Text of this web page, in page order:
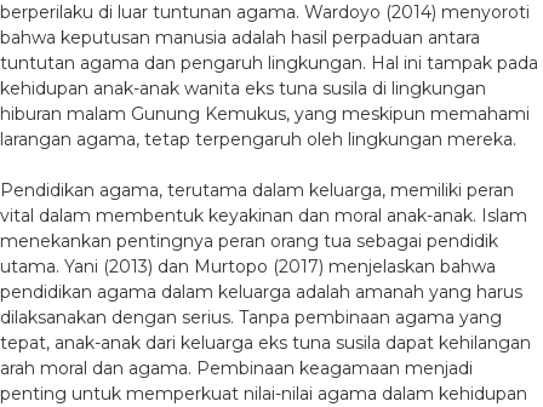
berperilaku di luar tuntunan agama. Wardoyo (2014) menyoroti
bahwa keputusan manusia adalah hasil perpaduan antara
tuntutan agama dan pengaruh lingkungan. Hal ini tampak pada
kehidupan anak-anak wanita eks tuna susila di lingkungan
hiburan malam Gunung Kemukus, yang meskipun memahami
larangan agama, tetap terpengaruh oleh lingkungan mereka.
Pendidikan agama, terutama dalam keluarga, memiliki peran
vital dalam membentuk keyakinan dan moral anak-anak. Islam
menekankan pentingnya peran orang tua sebagai pendidik
utama. Yani (2013) dan Murtopo (2017) menjelaskan bahwa
pendidikan agama dalam keluarga adalah amanah yang harus
dilaksanakan dengan serius. Tanpa pembinaan agama yang
tepat, anak-anak dari keluarga eks tuna susila dapat kehilangan
arah moral dan agama. Pembinaan keagamaan menjadi
penting untuk memperkuat nilai-nilai agama dalam kehidupan